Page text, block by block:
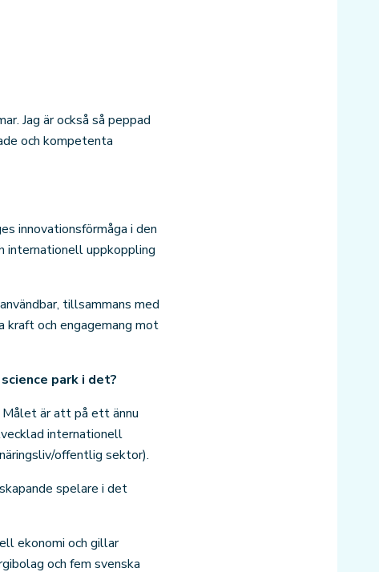
Jag är också så peppad
och kompetenta
innovationsförmåga i den
internationell uppkoppling
tillsammans med
kraft och engagemang mot
park i det?
är att på ett ännu
internationell
offentlig sektor).
spelare i det
ekonomi och gillar
och fem svenska